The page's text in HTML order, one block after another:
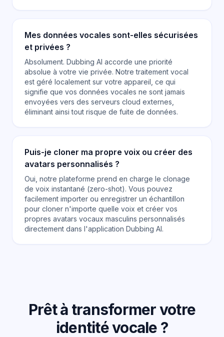
Mes données vocales sont-elles sécurisées
et privées ?
Absolument. Dubbing AI accorde une priorité
absolue à votre vie privée. Notre traitement vocal
est géré localement sur votre appareil, ce qui
signifie que vos données vocales ne sont jamais
envoyées vers des serveurs cloud externes,
éliminant ainsi tout risque de fuite de données.
Puis-je cloner ma propre voix ou créer des
avatars personnalisés ?
Oui, notre plateforme prend en charge le clonage
de voix instantané (zero-shot). Vous pouvez
facilement importer ou enregistrer un échantillon
pour cloner n'importe quelle voix et créer vos
propres avatars vocaux masculins personnalisés
directement dans l'application Dubbing AI.
Prêt à transformer votre
identité vocale ?